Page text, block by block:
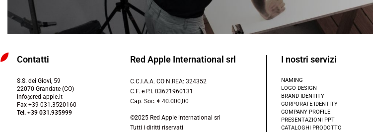
Contatti
S.S. dei Giovi, 59
22070 Grandate (CO)
info@red-apple.it
Fax +39 031.3520160
Tel. +39 031.935999
Red Apple International srl
C.C.I.A.A. CO N.REA: 324352
C.F. e P.I. 03621960131
Cap. Soc. € 40.000,00
©2025 Red Apple international srl
Tutti i diritti riservati
I nostri servizi
NAMING
LOGO DESIGN
BRAND IDENTITY
CORPORATE IDENTITY
COMPANY PROFILE
PRESENTAZIONI PPT
CATALOGHI PRODOTTO